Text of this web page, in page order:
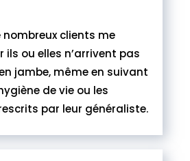
nombreux clients me
ils ou elles n’arrivent pas
jambe, même en suivant
de vie ou les
par leur généraliste.